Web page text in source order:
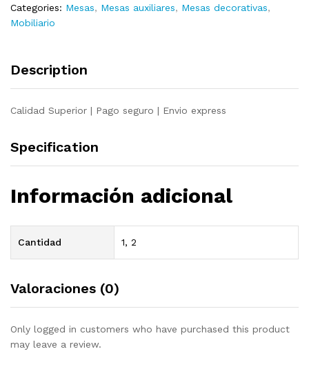
Categories: Mesas, Mesas auxiliares, Mesas decorativas,
Mobiliario
Description
Calidad Superior | Pago seguro | Envio express
Specification
Información adicional
Cantidad 1, 2
Valoraciones (0)
Only logged in customers who have purchased this product
may leave a review.